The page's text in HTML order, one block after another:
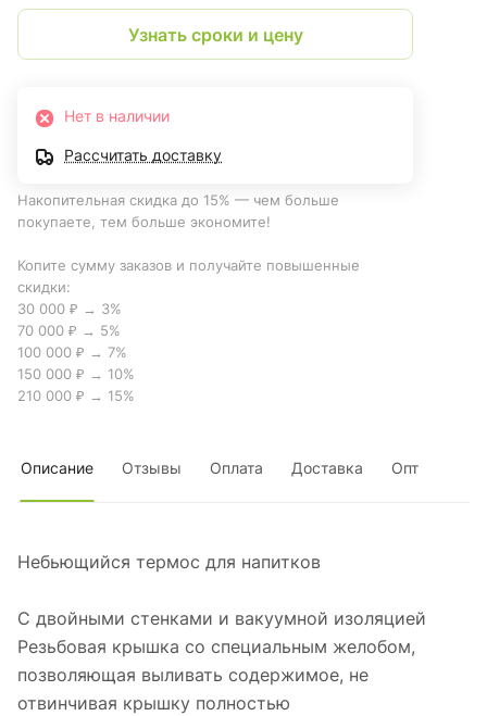
Узнать сроки и цену
Нет в наличии
Рассчитать доставку
Накопительная скидка до 15% — чем больше
покупаете, тем больше экономите!
Копите сумму заказов и получайте повышенные
скидки:
30 000 ₽ → 3%
70 000 ₽ → 5%
100 000 ₽ → 7%
150 000 ₽ → 10%
210 000 ₽ → 15%
Описание Отзывы Оплата Доставка Опт
Небьющийся термос для напитков
С двойными стенками и вакуумной изоляцией
Резьбовая крышка со специальным желобом,
позволяющая выливать содержимое, не
отвинчивая крышку полностью